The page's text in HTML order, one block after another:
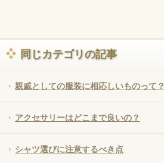
同じカテゴリの記事
親戚としての服装に相応しいものって？
アクセサリーはどこまで良いの？
シャツ選びに注意するべき点